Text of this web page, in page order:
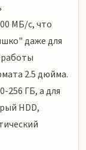
МБ/с, что
даже для
2.5 дюйма.
256 ГБ, а для
HDD,